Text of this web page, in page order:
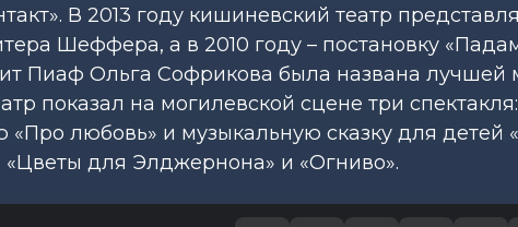
В 2013 году кишиневский театр
Шеффера, а в 2010 году – постановку
Пиаф Ольга Софрикова была названа лучшей
показал на могилевской сцене три
любовь» и музыкальную сказку для детей
«Цветы для Элджернона» и «Огниво».